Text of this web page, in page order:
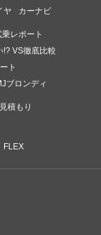
ヤ カーナビ
乗レポート
!? VS徹底比較
ト
ブロンディ
積もり
FLEX